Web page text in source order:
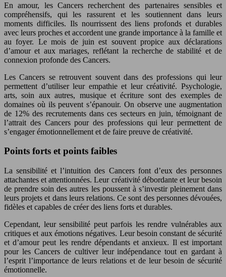
En amour, les Cancers recherchent des partenaires sensibles et
compréhensifs, qui les rassurent et les soutiennent dans leurs
moments difficiles. Ils nourrissent des liens profonds et durables
avec leurs proches et accordent une grande importance à la famille et
au foyer. Le mois de juin est souvent propice aux déclarations
d’amour et aux mariages, reflétant la recherche de stabilité et de
connexion profonde des Cancers.
Les Cancers se retrouvent souvent dans des professions qui leur
permettent d’utiliser leur empathie et leur créativité. Psychologie,
arts, soin aux autres, musique et écriture sont des exemples de
domaines où ils peuvent s’épanouir. On observe une augmentation
de 12% des recrutements dans ces secteurs en juin, témoignant de
l’attrait des Cancers pour des professions qui leur permettent de
s’engager émotionnellement et de faire preuve de créativité.
Points forts et points faibles
La sensibilité et l’intuition des Cancers font d’eux des personnes
attachantes et attentionnées. Leur créativité débordante et leur besoin
de prendre soin des autres les poussent à s’investir pleinement dans
leurs projets et dans leurs relations. Ce sont des personnes dévouées,
fidèles et capables de créer des liens forts et durables.
Cependant, leur sensibilité peut parfois les rendre vulnérables aux
critiques et aux émotions négatives. Leur besoin constant de sécurité
et d’amour peut les rendre dépendants et anxieux. Il est important
pour les Cancers de cultiver leur indépendance tout en gardant à
l’esprit l’importance de leurs relations et de leur besoin de sécurité
émotionnelle.